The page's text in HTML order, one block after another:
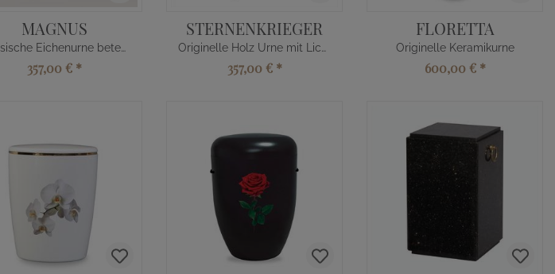
MAGNUS
Klassische Eichenurne betende Hände Kreuz
357,00 € *
STERNENKRIEGER
Originelle Holz Urne mit Lichtschwert
357,00 € *
FLORETTA
Originelle Keramikurne
600,00 € *